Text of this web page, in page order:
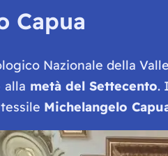
Capua
Nazionale della
alla metà del Settecento.
Michelangelo